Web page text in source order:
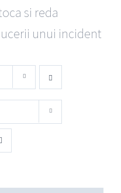
si reda
unui incident